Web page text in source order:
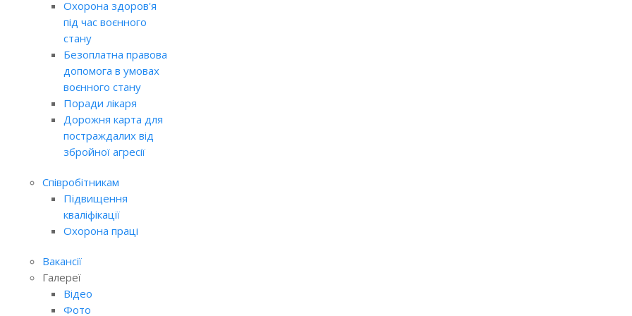
Охорона здоров'я
під час воєнного
стану
Безоплатна правова
допомога в умовах
воєнного стану
Поради лікаря
Дорожня карта для
постраждалих від
збройної агресії
Співробітникам
Підвищення
кваліфікації
Охорона праці
Вакансії
Галереї
Відео
Фото